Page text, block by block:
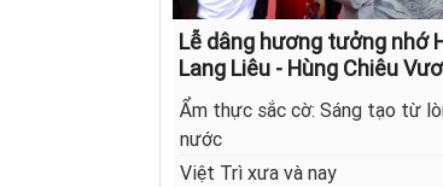
Lễ dâng hương tưởng nhớ
Lang Liêu - Hùng Chiêu
Ẩm thực sắc cờ: Sáng tạo từ
nước
Việt Trì xưa và nay